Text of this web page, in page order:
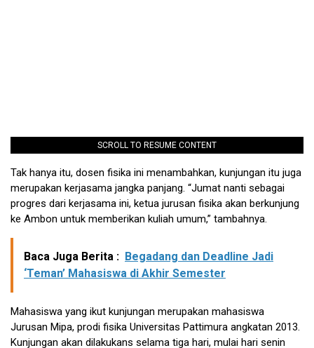
SCROLL TO RESUME CONTENT
Tak hanya itu, dosen fisika ini menambahkan, kunjungan itu juga
merupakan kerjasama jangka panjang. “Jumat nanti sebagai
progres dari kerjasama ini, ketua jurusan fisika akan berkunjung
ke Ambon untuk memberikan kuliah umum,” tambahnya.
Baca Juga Berita : Begadang dan Deadline Jadi
‘Teman’ Mahasiswa di Akhir Semester
Mahasiswa yang ikut kunjungan merupakan mahasiswa
Jurusan Mipa, prodi fisika Universitas Pattimura angkatan 2013.
Kunjungan akan dilakukans selama tiga hari, mulai hari senin